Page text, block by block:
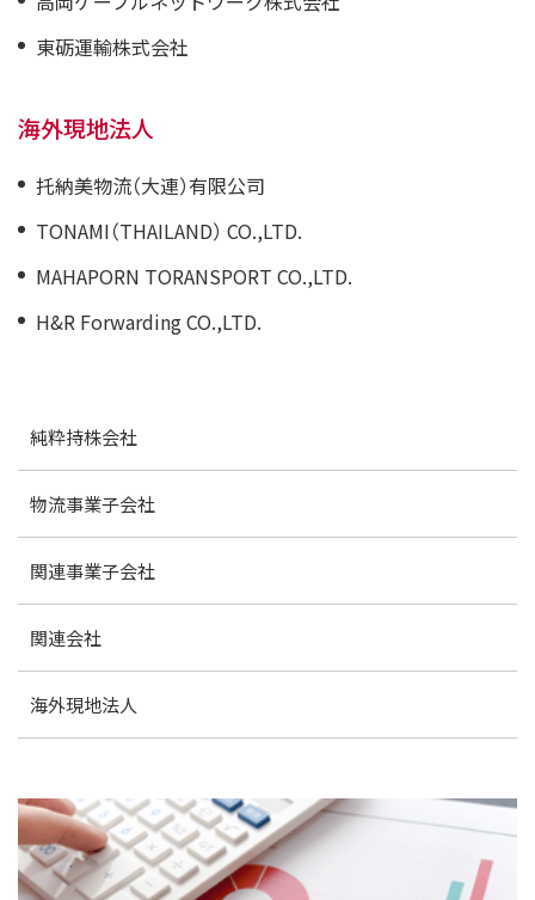
東砺運輸株式会社
海外現地法人
托納美物流（大連）有限公司
TONAMI（THAILAND） CO.,LTD.
MAHAPORN TORANSPORT CO.,LTD.
H&R Forwarding CO.,LTD.
純粋持株会社
物流事業子会社
関連事業子会社
関連会社
海外現地法人